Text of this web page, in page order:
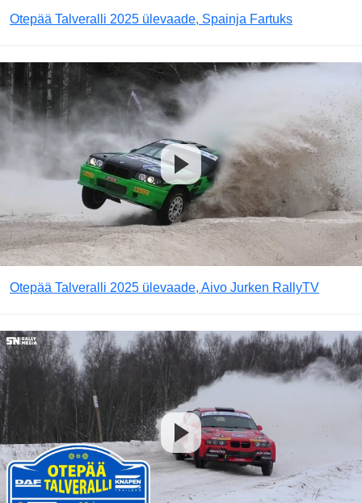
Otepää Talveralli 2025 ülevaade, Spainja Fartuks
Otepää Talveralli 2025 ülevaade, Aivo Jurken RallyTV